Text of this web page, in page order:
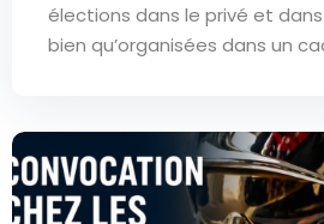
élections dans le privé et
bien qu’organisées dans un